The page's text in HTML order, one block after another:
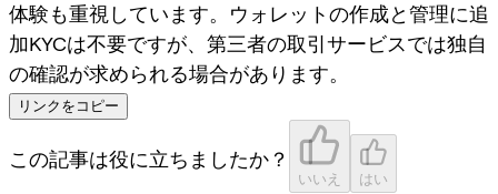
体験も重視しています。ウォレットの作成と管理に追
加KYCは不要ですが、第三者の取引サービスでは独自
の確認が求められる場合があります。
リンクをコピー
この記事は役に立ちましたか？
いいえ はい